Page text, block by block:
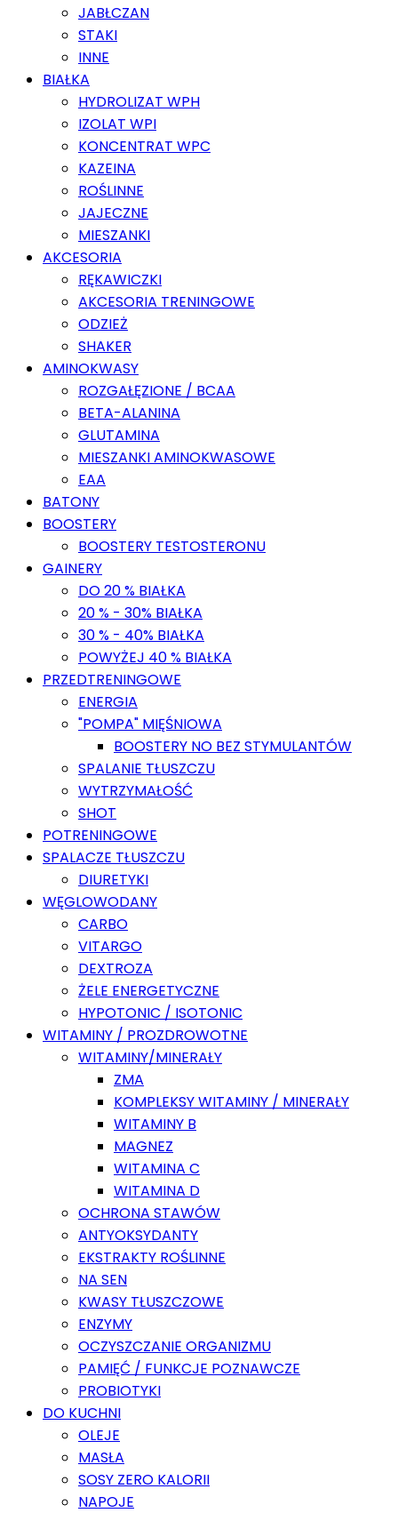
JABŁCZAN
STAKI
INNE
BIAŁKA
HYDROLIZAT WPH
IZOLAT WPI
KONCENTRAT WPC
KAZEINA
ROŚLINNE
JAJECZNE
MIESZANKI
AKCESORIA
RĘKAWICZKI
AKCESORIA TRENINGOWE
ODZIEŻ
SHAKER
AMINOKWASY
ROZGAŁĘZIONE / BCAA
BETA-ALANINA
GLUTAMINA
MIESZANKI AMINOKWASOWE
EAA
BATONY
BOOSTERY
BOOSTERY TESTOSTERONU
GAINERY
DO 20 % BIAŁKA
20 % - 30% BIAŁKA
30 % - 40% BIAŁKA
POWYŻEJ 40 % BIAŁKA
PRZEDTRENINGOWE
ENERGIA
"POMPA" MIĘŚNIOWA
BOOSTERY NO BEZ STYMULANTÓW
SPALANIE TŁUSZCZU
WYTRZYMAŁOŚĆ
SHOT
POTRENINGOWE
SPALACZE TŁUSZCZU
DIURETYKI
WĘGLOWODANY
CARBO
VITARGO
DEXTROZA
ŻELE ENERGETYCZNE
HYPOTONIC / ISOTONIC
WITAMINY / PROZDROWOTNE
WITAMINY/MINERAŁY
ZMA
KOMPLEKSY WITAMINY / MINERAŁY
WITAMINY B
MAGNEZ
WITAMINA C
WITAMINA D
OCHRONA STAWÓW
ANTYOKSYDANTY
EKSTRAKTY ROŚLINNE
NA SEN
KWASY TŁUSZCZOWE
ENZYMY
OCZYSZCZANIE ORGANIZMU
PAMIĘĆ / FUNKCJE POZNAWCZE
PROBIOTYKI
DO KUCHNI
OLEJE
MASŁA
SOSY ZERO KALORII
NAPOJE